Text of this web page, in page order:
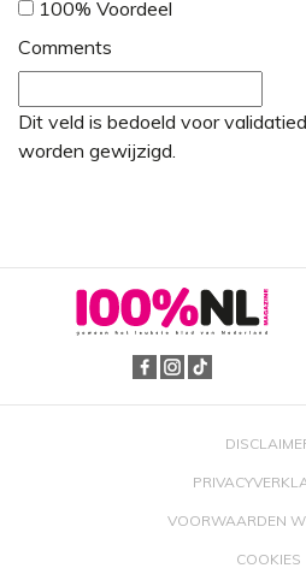
100% Voordeel
Comments
Dit veld is bedoeld voor
worden gewijzigd.
VOORWAARDEN
COOKIES